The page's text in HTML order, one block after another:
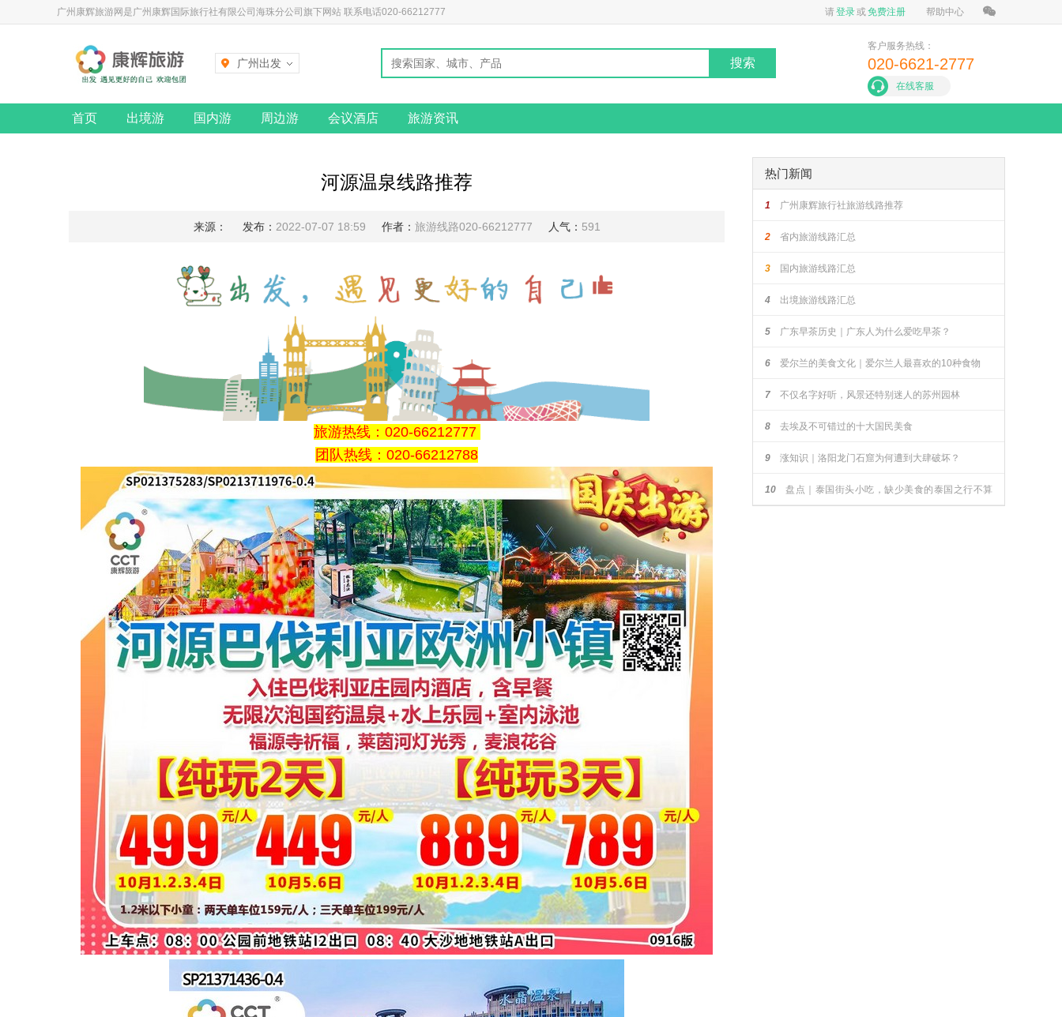
广州康辉旅游网是广州康辉国际旅行社有限公司海珠分公司旗下网站 联系电话020-66212777 请登录或免费注册 帮助中心
广州出发 搜索
客户服务热线：
020-6621-2777
在线客服
首页 出境游 国内游 周边游 会议酒店 旅游资讯
河源温泉线路推荐
来源： 发布： 2022-07-07 18:59 作者： 旅游线路020-66212777 人气： 591
旅游热线：020-66212777
团队热线：020-66212788
热门新闻
1 广州康辉旅行社旅游线路推荐
2 省内旅游线路汇总
3 国内旅游线路汇总
4 出境旅游线路汇总
5 广东早茶历史｜广东人为什么爱吃早茶？
6 爱尔兰的美食文化｜爱尔兰人最喜欢的10种食物
7 不仅名字好听，风景还特别迷人的苏州园林
8 去埃及不可错过的十大国民美食
9 涨知识｜洛阳龙门石窟为何遭到大肆破坏？
10 盘点｜泰国街头小吃，缺少美食的泰国之行不算